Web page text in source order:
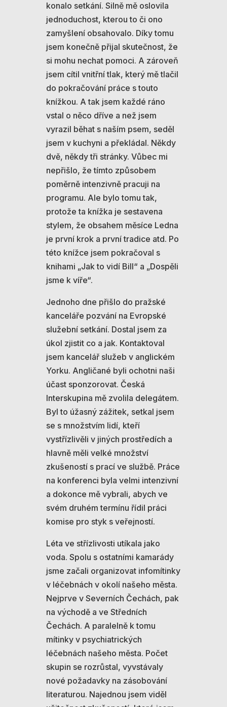
konalo setkání. Silně mě oslovila
jednoduchost, kterou to či ono
zamyšlení obsahovalo. Díky tomu
jsem konečně přijal skutečnost, že
si mohu nechat pomoci. A zároveň
jsem cítil vnitřní tlak, který mě tlačil
do pokračování práce s touto
knížkou. A tak jsem každé ráno
vstal o něco dříve a než jsem
vyrazil běhat s naším psem, seděl
jsem v kuchyni a překládal. Někdy
dvě, někdy tři stránky. Vůbec mi
nepřišlo, že tímto způsobem
poměrně intenzivně pracuji na
programu. Ale bylo tomu tak,
protože ta knížka je sestavena
stylem, že obsahem měsíce Ledna
je první krok a první tradice atd. Po
této knížce jsem pokračoval s
knihami „Jak to vidí Bill“ a „Dospěli
jsme k víře“.
Jednoho dne přišlo do pražské
kanceláře pozvání na Evropské
služební setkání. Dostal jsem za
úkol zjistit co a jak. Kontaktoval
jsem kancelář služeb v anglickém
Yorku. Angličané byli ochotni naši
účast sponzorovat. Česká
Interskupina mě zvolila delegátem.
Byl to úžasný zážitek, setkal jsem
se s množstvím lidí, kteří
vystřízlivěli v jiných prostředích a
hlavně měli velké množství
zkušeností s prací ve službě. Práce
na konferenci byla velmi intenzivní
a dokonce mě vybrali, abych ve
svém druhém termínu řídil práci
komise pro styk s veřejností.
Léta ve střízlivosti utíkala jako
voda. Spolu s ostatními kamarády
jsme začali organizovat infomítinky
v léčebnách v okolí našeho města.
Nejprve v Severních Čechách, pak
na východě a ve Středních
Čechách. A paralelně k tomu
mítinky v psychiatrických
léčebnách našeho města. Počet
skupin se rozrůstal, vyvstávaly
nové požadavky na zásobování
literaturou. Najednou jsem viděl